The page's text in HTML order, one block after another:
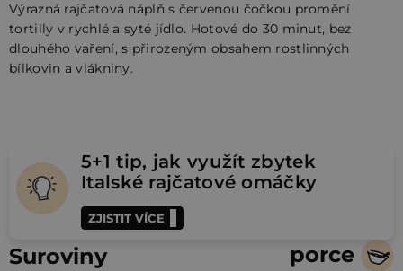
Výrazná rajčatová náplň s červenou čočkou promění
tortilly v rychlé a syté jídlo. Hotové do 30 minut, bez
dlouhého vaření, s přirozeným obsahem rostlinných
bílkovin a vlákniny.
Suroviny porce
5+1 tip, jak využít zbytek
Italské rajčatové omáčky
ZJISTIT VÍCE